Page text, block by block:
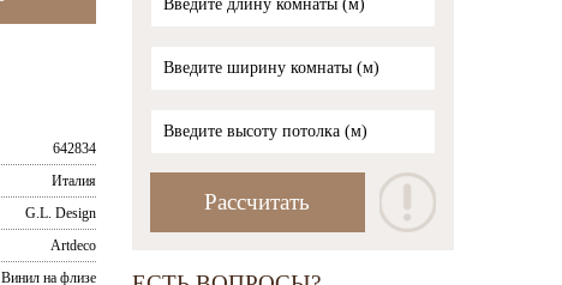
642834
Италия
G.L. Design
Artdeco
Винил на флизе